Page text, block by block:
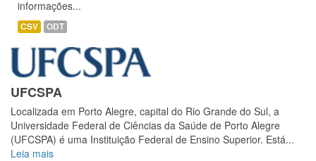
informações...
CSV ODT
UFCSPA
Localizada em Porto Alegre, capital do Rio Grande do Sul, a
Universidade Federal de Ciências da Saúde de Porto Alegre
(UFCSPA) é uma Instituição Federal de Ensino Superior. Está...
Leia mais